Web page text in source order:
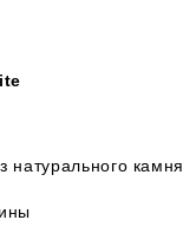
натурального камня